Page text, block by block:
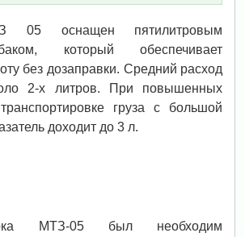
05 оснащен пятилитровым
который обеспечивает
без дозаправки. Средний расход
2-х литров. При повышенных
груза с большой
доходит до 3 л.
МТЗ-05 был необходим